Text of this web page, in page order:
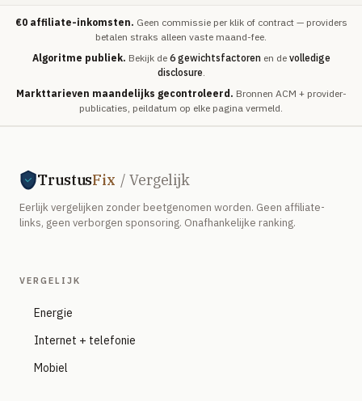
€0 affiliate-inkomsten. Geen commissie per klik of contract — providers
betalen straks alleen vaste maand-fee.
Algoritme publiek. Bekijk de 6 gewichtsfactoren en de volledige
disclosure
Markttarieven maandelijks gecontroleerd. Bronnen ACM + provider-
publicaties, peildatum op elke pagina vermeld.
TrustusFix / Vergelijk
Eerlijk vergelijken zonder beetgenomen worden. Geen affiliate-
links, geen verborgen sponsoring. Onafhankelijke ranking.
VERGELIJK
Energie
Internet + telefonie
Mobiel